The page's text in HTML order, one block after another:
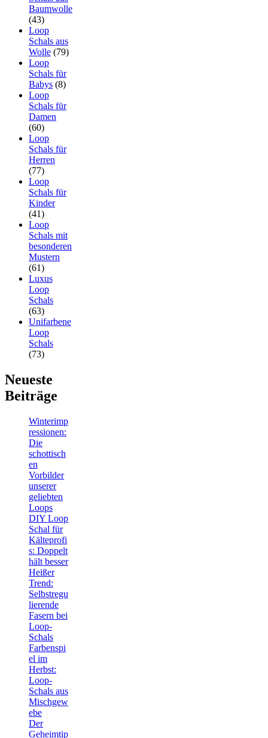
Baumwolle
(43)
Loop
Schals aus
Wolle (79)
Loop
Schals für
Babys (8)
Loop
Schals für
Damen
(60)
Loop
Schals für
Herren
(77)
Loop
Schals für
Kinder
(41)
Loop
Schals mit
besonderen
Mustern
(61)
Luxus
Loop
Schals
(63)
Unifarbene
Loop
Schals
(73)
Neueste
Beiträge
Winterimp
ressionen:
Die
schottisch
en
Vorbilder
unserer
geliebten
Loops
DIY Loop
Schal für
Kälteprofi
s: Doppelt
hält besser
Heißer
Trend:
Selbstregu
lierende
Fasern bei
Loop-
Schals
Farbenspi
el im
Herbst:
Loop-
Schals aus
Mischgew
ebe
Der
Geheimtip